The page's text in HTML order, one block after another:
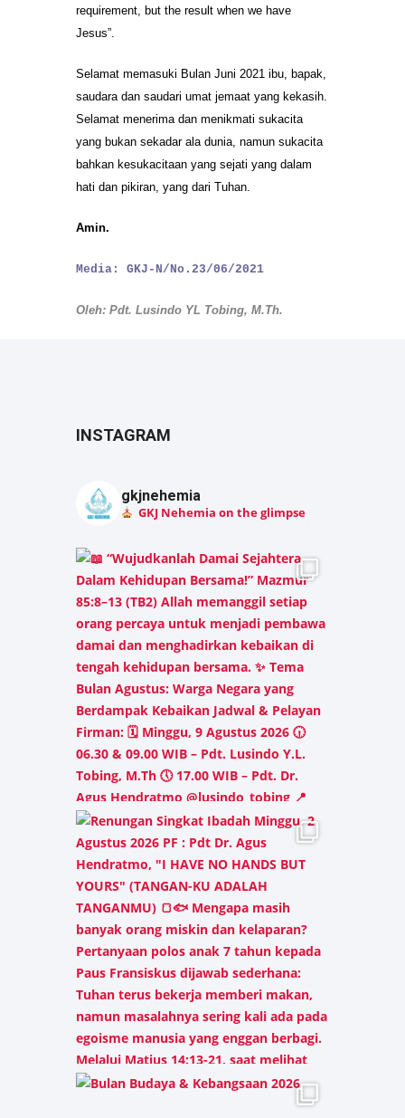
requirement, but the result when we have
Jesus”.
Selamat memasuki Bulan Juni 2021 ibu, bapak,
saudara dan saudari umat jemaat yang kekasih.
Selamat menerima dan menikmati sukacita
yang bukan sekadar ala dunia, namun sukacita
bahkan kesukacitaan yang sejati yang dalam
hati dan pikiran, yang dari Tuhan.
Amin.
Media: GKJ-N/No.23/06/2021
Oleh: Pdt. Lusindo YL Tobing, M.Th.
INSTAGRAM
gkjnehemia
GKJ Nehemia on the glimpse